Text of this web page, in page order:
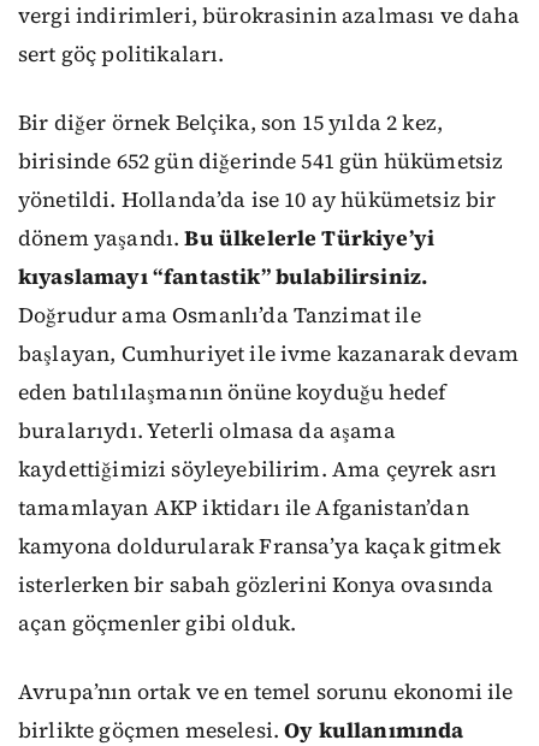
vergi indirimleri, bürokrasinin azalması ve daha
sert göç politikaları.
Bir diğer örnek Belçika, son 15 yılda 2 kez,
birisinde 652 gün diğerinde 541 gün hükümetsiz
yönetildi. Hollanda’da ise 10 ay hükümetsiz bir
dönem yaşandı.Bu ülkelerle Türkiye’yi
kıyaslamayı “fantastik” bulabilirsiniz.
Doğrudur ama Osmanlı’da Tanzimat ile
başlayan, Cumhuriyet ile ivme kazanarak devam
eden batılılaşmanın önüne koyduğu hedef
buralarıydı. Yeterli olmasa da aşama
kaydettiğimizi söyleyebilirim. Ama çeyrek asrı
tamamlayan AKP iktidarı ile Afganistan’dan
kamyona doldurularak Fransa’ya kaçak gitmek
isterlerken bir sabah gözlerini Konya ovasında
açan göçmenler gibi olduk.
Avrupa’nın ortak ve en temel sorunu ekonomi ile
birlikte göçmen meselesi.Oy kullanımında